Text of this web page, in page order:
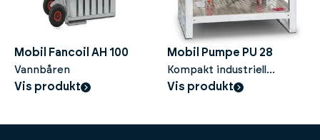
Mobil Fancoil AH 100
Vannbåren
Vis produkt
Mobil Pumpe PU 28
Kompakt industriell
sirkulasjonspumpe 28 m3/h
Vis produkt